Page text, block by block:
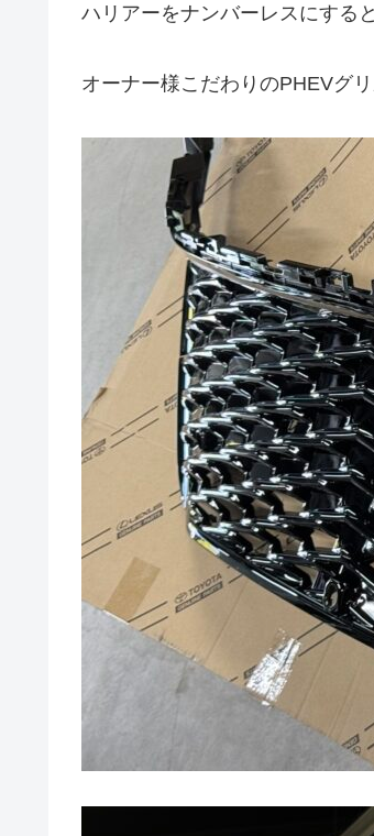
ハリアーをナンバーレスにする
オーナー様こだわりのPHEVグ